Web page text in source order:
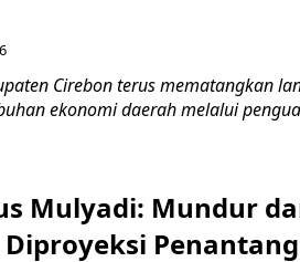
Cirebon terus mematangkan
ekonomi daerah melalui
Mulyadi: Mundur
Penantang